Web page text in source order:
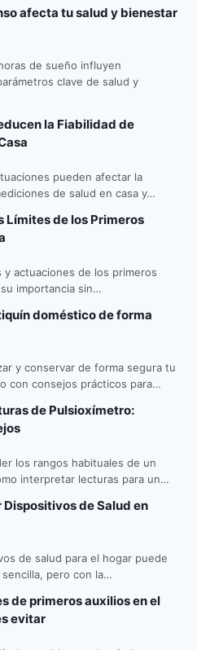
afecta tu salud y bienestar
de sueño influyen
clave de salud y
la Fiabilidad de
pueden afectar la
de salud en casa y…
Límites de los Primeros
y actuaciones de los primeros
importancia sin…
doméstico de forma
y conservar de forma segura tu
con consejos prácticos para…
de Pulsioxímetro:
los rangos habituales de un
interpretar lecturas para un…
Dispositivos de Salud en
de salud para el hogar puede
pero con la…
de primeros auxilios en el
evitar